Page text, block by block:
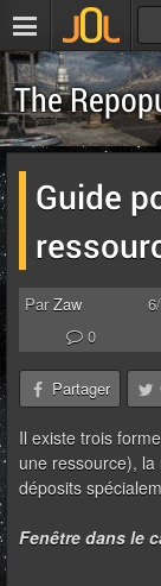
The
Guide
ParZaw
0
Partager
Il existe trois
une ressource),
déposits
Fenêtre dans le